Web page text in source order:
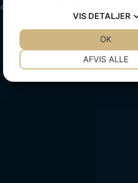
kommenterer.
VIS DETALJER
AFVIS ALLE
OK